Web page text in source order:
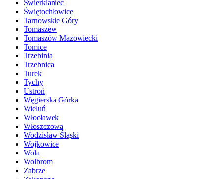
Świerklaniec
Świętochłowice
Tarnowskie Góry
Tomaszew
Tomaszów Mazowiecki
Tomice
Trzebinia
Trzebnica
Turek
Tychy
Ustroń
Węgierska Górka
Wieluń
Włocławek
Włoszczowa
Wodzisław Śląski
Wojkowice
Wola
Wolbrom
Zabrze